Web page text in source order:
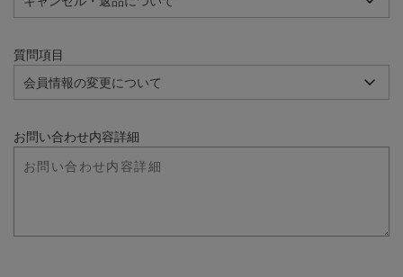
質問項目
お問い合わせ内容詳細